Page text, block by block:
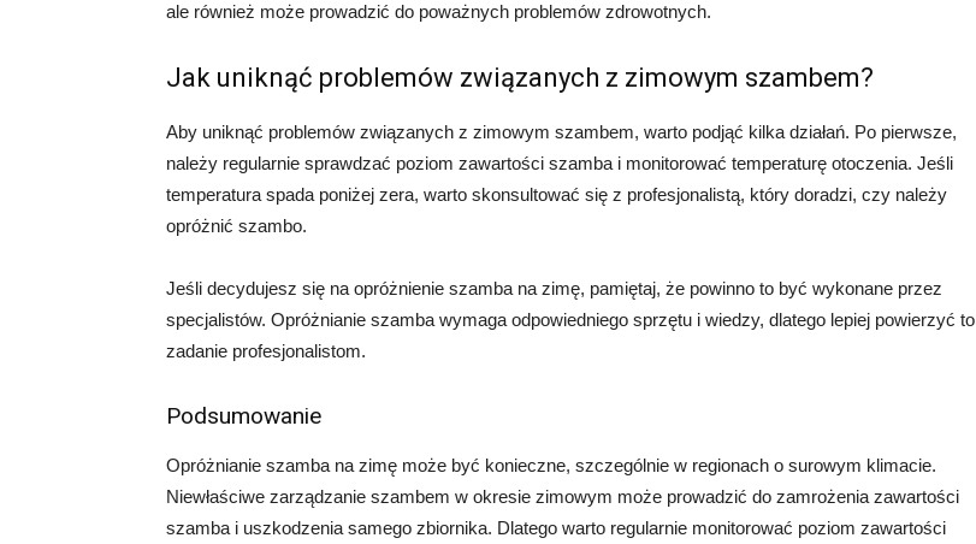
ale również może prowadzić do poważnych problemów zdrowotnych.
Jak uniknąć problemów związanych z zimowym szambem?
Aby uniknąć problemów związanych z zimowym szambem, warto podjąć kilka działań. Po pierwsze,
należy regularnie sprawdzać poziom zawartości szamba i monitorować temperaturę otoczenia. Jeśli
temperatura spada poniżej zera, warto skonsultować się z profesjonalistą, który doradzi, czy należy
opróżnić szambo.
Jeśli decydujesz się na opróżnienie szamba na zimę, pamiętaj, że powinno to być wykonane przez
specjalistów. Opróżnianie szamba wymaga odpowiedniego sprzętu i wiedzy, dlatego lepiej powierzyć to
zadanie profesjonalistom.
Podsumowanie
Opróżnianie szamba na zimę może być konieczne, szczególnie w regionach o surowym klimacie.
Niewłaściwe zarządzanie szambem w okresie zimowym może prowadzić do zamrożenia zawartości
szamba i uszkodzenia samego zbiornika. Dlatego warto regularnie monitorować poziom zawartości